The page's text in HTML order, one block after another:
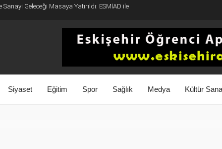
Sanayi Geleceği Masaya Yatırıldı: ESMİAD ile
Siyaset Eğitim Spor Sağlık Medya Kültür